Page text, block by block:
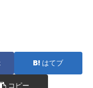
はてブ
コピー